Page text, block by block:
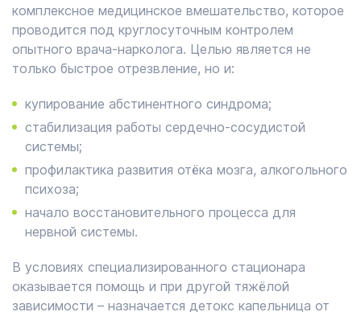
комплексное медицинское вмешательство, которое
проводится под круглосуточным контролем
опытного врача-нарколога. Целью является не
только быстрое отрезвление, но и:
купирование абстинентного синдрома;
стабилизация работы сердечно-сосудистой
системы;
профилактика развития отёка мозга, алкогольного
психоза;
начало восстановительного процесса для
нервной системы.
В условиях специализированного стационара
оказывается помощь и при другой тяжёлой
зависимости – назначается детокс капельница от